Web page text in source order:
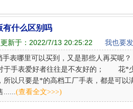
有什么区别吗
新于： 2022/7/13 20:25:22 我也要
表哪里可以买到，又是那些人再买呢
于手表爱好者往往是不友好的； 花*
所以只要是*的高档工厂手表，都是可
......(查看全文>>>)